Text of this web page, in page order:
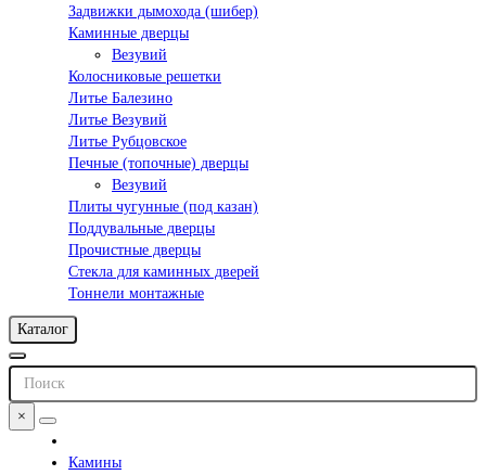
Задвижки дымохода (шибер)
Каминные дверцы
Везувий
Колосниковые решетки
Литье Балезино
Литье Везувий
Литье Рубцовское
Печные (топочные) дверцы
Везувий
Плиты чугунные (под казан)
Поддувальные дверцы
Прочистные дверцы
Стекла для каминных дверей
Тоннели монтажные
Каталог
×
Камины